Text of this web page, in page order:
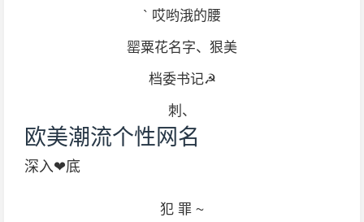
` 哎哟涐的腰
罂粟花名字、狠美
档委书记☭
刺、
欧美潮流个性网名
深入❤底
犯 罪 ~